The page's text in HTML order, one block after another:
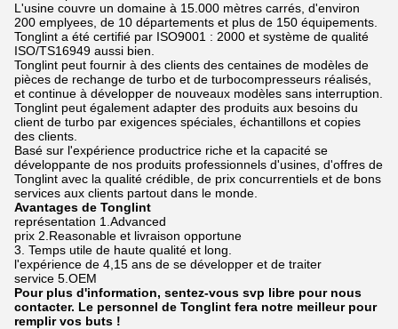
L'usine couvre un domaine à 15.000 mètres carrés, d'environ
200 emplyees, de 10 départements et plus de 150 équipements.
Tonglint a été certifié par ISO9001 : 2000 et système de qualité
ISO/TS16949 aussi bien.
Tonglint peut fournir à des clients des centaines de modèles de
pièces de rechange de turbo et de turbocompresseurs réalisés,
et continue à développer de nouveaux modèles sans interruption.
Tonglint peut également adapter des produits aux besoins du
client de turbo par exigences spéciales, échantillons et copies
des clients.
Basé sur l'expérience productrice riche et la capacité se
développante de nos produits professionnels d'usines, d'offres de
Tonglint avec la qualité crédible, de prix concurrentiels et de bons
services aux clients partout dans le monde.
Avantages de Tonglint
représentation 1.Advanced
prix 2.Reasonable et livraison opportune
3. Temps utile de haute qualité et long.
l'expérience de 4,15 ans de se développer et de traiter
service 5.OEM
Pour plus d'information, sentez-vous svp libre pour nous
contacter. Le personnel de Tonglint fera notre meilleur pour
remplir vos buts !